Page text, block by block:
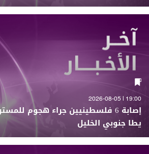
19:00 | 2026-08-05
إصابة 6 فلسطينيين جراء هجوم
يطا جنوبي الخليل